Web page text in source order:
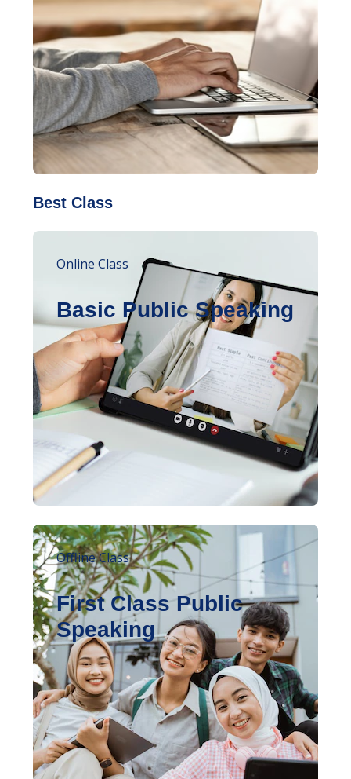
Best Class
Online Class
Basic Public Speaking
Offline Class
First Class Public
Speaking